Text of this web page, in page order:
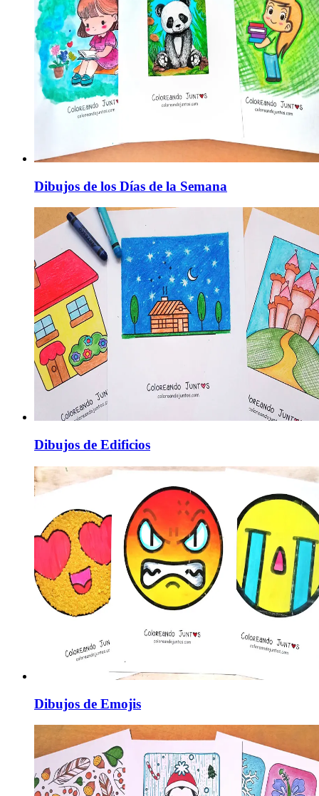
Dibujos de los Días de la Semana
Dibujos de Edificios
Dibujos de Emojis